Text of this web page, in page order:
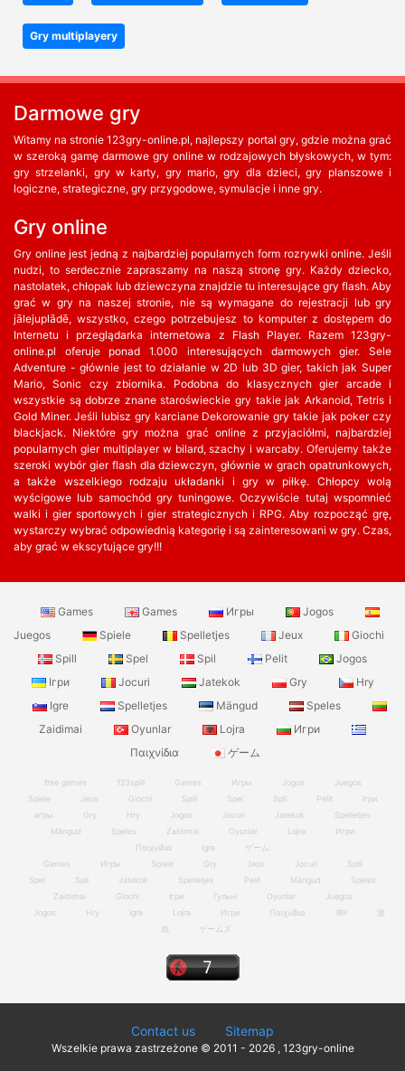
Gry multiplayery
Darmowe gry
Witamy na stronie 123gry-online.pl, najlepszy portal gry, gdzie można grać
w szeroką gamę darmowe gry online w rodzajowych błyskowych, w tym:
gry strzelanki, gry w karty, gry mario, gry dla dzieci, gry planszowe i
logiczne, strategiczne, gry przygodowe, symulacje i inne gry.
Gry online
Gry online jest jedną z najbardziej popularnych form rozrywki online. Jeśli
nudzi, to serdecznie zapraszamy na naszą stronę gry. Każdy dziecko,
nastolatek, chłopak lub dziewczyna znajdzie tu interesujące gry flash. Aby
grać w gry na naszej stronie, nie są wymagane do rejestracji lub gry
jālejuplādē, wszystko, czego potrzebujesz to komputer z dostępem do
Internetu i przeglądarka internetowa z Flash Player. Razem 123gry-
online.pl oferuje ponad 1.000 interesujących darmowych gier. Sele
Adventure - głównie jest to działanie w 2D lub 3D gier, takich jak Super
Mario, Sonic czy zbiornika. Podobna do klasycznych gier arcade i
wszystkie są dobrze znane staroświeckie gry takie jak Arkanoid, Tetris i
Gold Miner. Jeśli lubisz gry karciane Dekorowanie gry takie jak poker czy
blackjack. Niektóre gry można grać online z przyjaciółmi, najbardziej
popularnych gier multiplayer w bilard, szachy i warcaby. Oferujemy także
szeroki wybór gier flash dla dziewczyn, głównie w grach opatrunkowych,
a także wszelkiego rodzaju układanki i gry w piłkę. Chłopcy wolą
wyścigowe lub samochód gry tuningowe. Oczywiście tutaj wspomnieć
walki i gier sportowych i gier strategicznych i RPG. Aby rozpocząć grę,
wystarczy wybrać odpowiednią kategorię i są zainteresowani w gry. Czas,
aby grać w ekscytujące gry!!!
Games Games Игры
Jogos
Juegos
Spiele Spelletjes Jeux
Giochi
Spill
Spel Spil Pelit
Jogos
Ігри
Jocuri Jatekok Gry
Hry
Igre
Spelletjes Mängud
Speles
Zaidimai
Oyunlar Lojra
Игри
Παιχνίδια
ゲーム
free games 123spill Games Игры Jogos
Juegos
Spiele
Jeux Giochi Spill Spel Spil Pelit
Ігри
игры
Gry Hry Jogos Jocuri Jatekok
Spelletjes
Mängud
Speles Zaidimai Oyunlar Lojra
Игри
Παιχνίδια
Igre
ゲーム
Games
Игры Spiele Gry Jeux Jocuri
Spill
Spel
Spil Jatekok Spelletjes Pelit Mängud
Speles
Zaidimai
Giochi Ігри Гульні Oyunlar
Juegos
Jogos
Hry Igre Lojra Игри Παιχνίδια खेल
游
戏
ゲームズ
Contact us Sitemap
Wszelkie prawa zastrzeżone © 2011 - 2026 , 123gry-online